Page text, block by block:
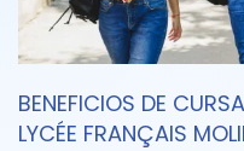
BENEFICIOS DE
LYCÉE FRANÇAIS